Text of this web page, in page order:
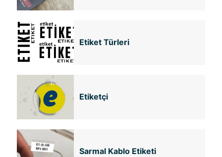
Etiket Türleri
Etiketçi
Sarmal Kablo Etiketi